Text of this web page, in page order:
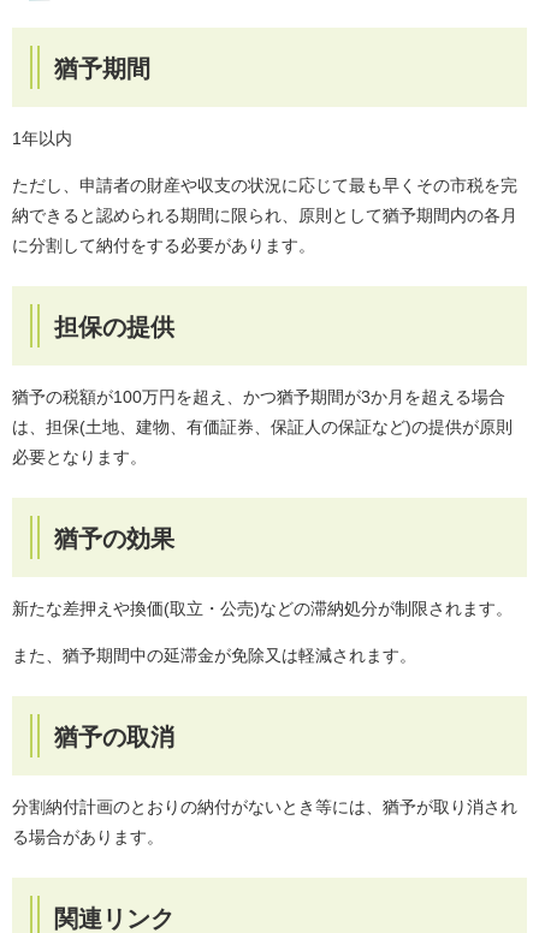
猶予期間
1年以内
ただし、申請者の財産や収支の状況に応じて最も早くその市税を完
納できると認められる期間に限られ、原則として猶予期間内の各月
に分割して納付をする必要があります。
担保の提供
猶予の税額が100万円を超え、かつ猶予期間が3か月を超える場合
は、担保(土地、建物、有価証券、保証人の保証など)の提供が原則
必要となります。
猶予の効果
新たな差押えや換価(取立・公売)などの滞納処分が制限されます。
また、猶予期間中の延滞金が免除又は軽減されます。
猶予の取消
分割納付計画のとおりの納付がないとき等には、猶予が取り消され
る場合があります。
関連リンク